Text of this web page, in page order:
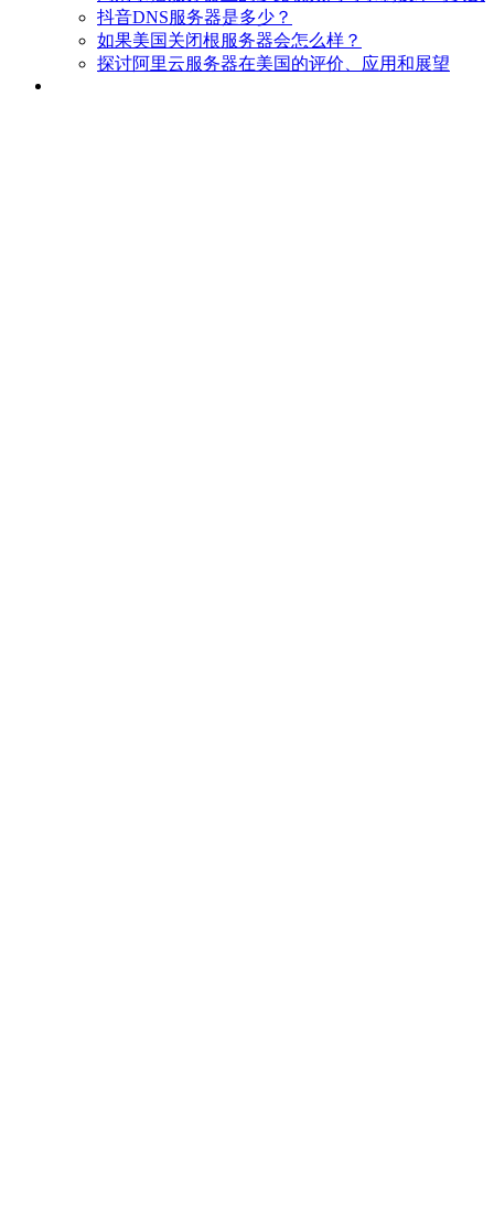
抖音DNS服务器是多少？
如果美国关闭根服务器会怎么样？
探讨阿里云服务器在美国的评价、应用和展望